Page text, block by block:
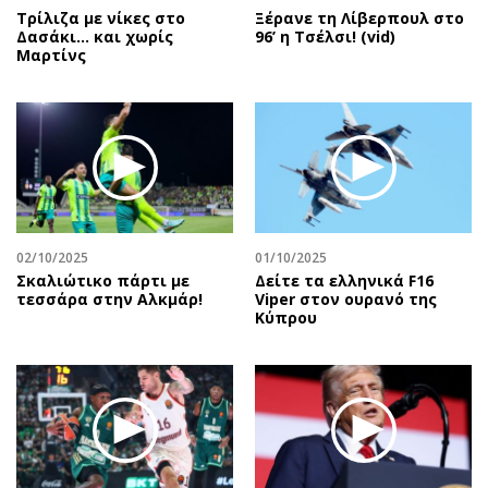
Τρίλιζα με νίκες στο
Δασάκι… και χωρίς
Μαρτίνς
Ξέρανε τη Λίβερπουλ στο
96’ η Τσέλσι! (vid)
02/10/2025
Σκαλιώτικο πάρτι με
τεσσάρα στην Αλκμάρ!
01/10/2025
Δείτε τα ελληνικά F16
Viper στον ουρανό της
Κύπρου